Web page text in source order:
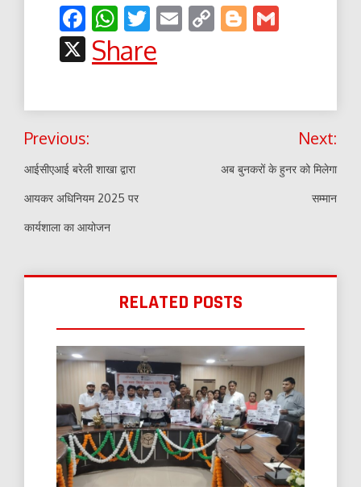
Facebook
WhatsApp
Twitter
EmailCopyBlogger
X
Share
Post
navigation
Previous:
आईसीएआई बरेली शाखा द्वारा
आयकर अधिनियम 2025 पर
कार्यशाला का आयोजन
Next:
अब बुनकरों के हुनर को मिलेगा
सम्मान
RELATED POSTS